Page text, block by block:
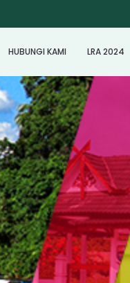
HUBUNGI KAMI LRA 2024